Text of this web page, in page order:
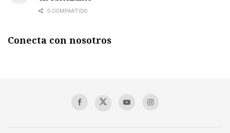
0 COMPARTIDO
Conecta con nosotros